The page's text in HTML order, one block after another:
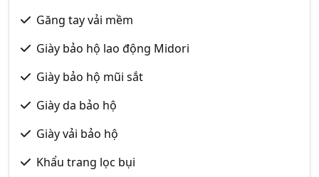
Găng tay vải mềm
Giày bảo hộ lao động Midori
Giày bảo hộ mũi sắt
Giày da bảo hộ
Giày vải bảo hộ
Khẩu trang lọc bụi